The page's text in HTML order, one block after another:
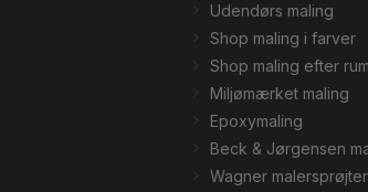
Udendørs maling
Shop maling i farver
Shop maling efter
Miljømærket maling
Epoxymaling
Beck & Jørgensen
Wagner malersprøjter